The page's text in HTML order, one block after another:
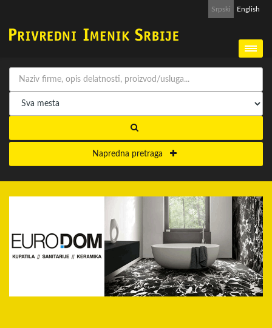
Srpski English
Napredna pretraga